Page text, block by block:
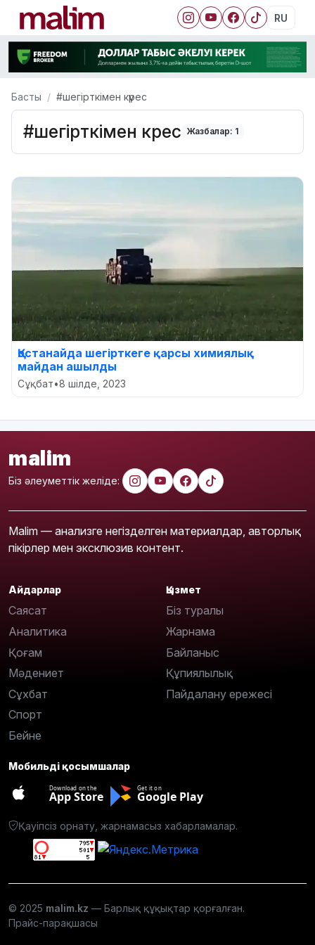
RU
Басты #шегірткімен күрес
#шегірткімен күрес Жазбалар: 1
Қостанайда шегірткеге қарсы химиялық
майдан ашылды
Сұқбат•8 шілде, 2023
malim
Біз әлеуметтік желіде:
Malim — анализге негізделген материалдар, авторлық
пікірлер мен эксклюзив контент.
Айдарлар
Саясат
Аналитика
Қоғам
Мәдениет
Сұхбат
Спорт
Бейне
Қызмет
Біз туралы
Жарнама
Байланыс
Құпиялылық
Пайдалану ережесі
Мобильді қосымшалар
Download on the
App Store
Get it on
Google Play
Қауіпсіз орнату, жарнамасыз хабарламалар.
© 2025 malim.kz — Барлық құқықтар қорғалған.
Прайс-парақшасы